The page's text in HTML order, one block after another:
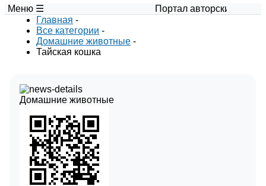
Меню ☰
Портал авторских материалов по
Главная -
Все категории -
Домашние животные -
Тайская кошка
Домашние животные